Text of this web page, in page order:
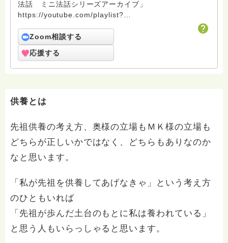
法話 ミニ法話シリーズアーカイブ」
https://youtube.com/playlist?
Zoom相談する
応援する
供養とは
先祖供養の考え方、奥様の立場もＭＫ様の立場も
どちらが正しいかではなく、どちらもありなのか
なと思います。
「私が先祖を供養してあげなきゃ」という考え方
のひともいれば
「先祖が歩んだ土台のもとに私は養われている」
と思う人もいらっしゃると思います。